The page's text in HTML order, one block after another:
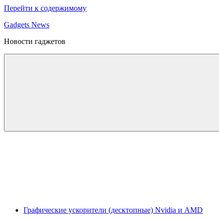
Перейти к содержимому
Gadgets News
Новости гаджетов
Графические ускорители (десктопные) Nvidia и AMD